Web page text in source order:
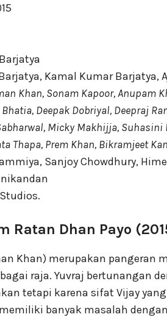
Kamal Kumar Barjatya,
Khan, Sonam Kapoor, Anupam
Deepak Dobriyal, Deepraj
Micky Makhijja, Suhasini
Thapa, Prem Khan, Bikramjeet
Sanjoy Chowdhury,
Ratan Dhan Payo
Khan) merupakan pangeran
raja. Yuvraj bertunangan
tetapi karena sifat Vijay
banyak masalah